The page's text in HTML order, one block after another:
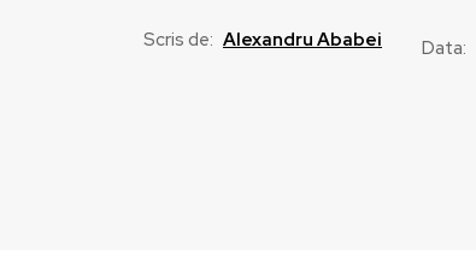
Scris de: Alexandru Ababei Data: